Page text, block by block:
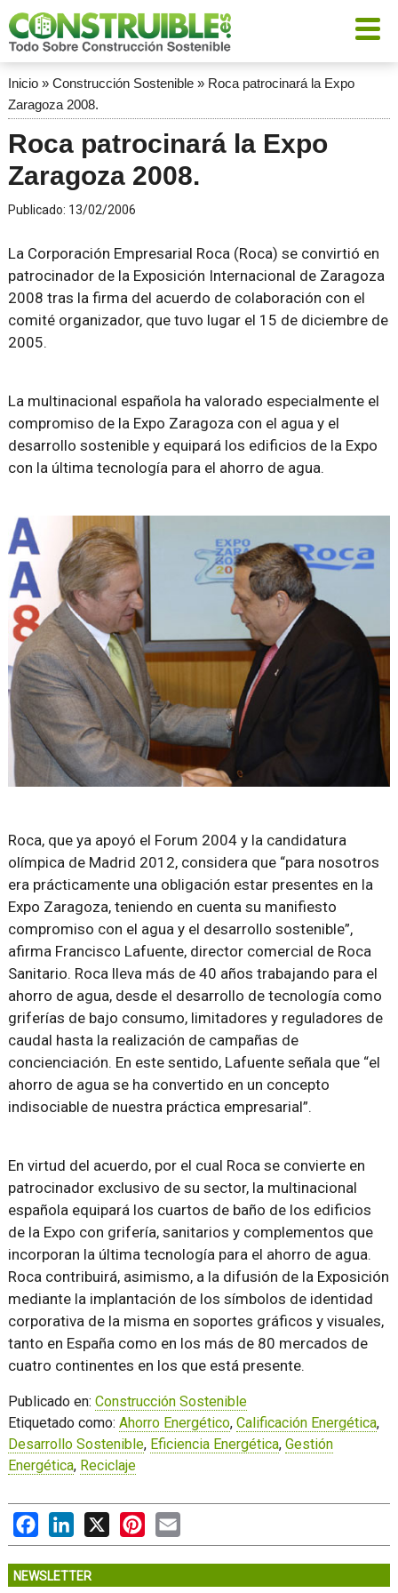
Inicio» Construcción Sostenible» Roca patrocinará la Expo
Zaragoza 2008.
Roca patrocinará la Expo
Zaragoza 2008.
Publicado: 13/02/2006
La Corporación Empresarial Roca (Roca) se convirtió en
patrocinador de la Exposición Internacional de Zaragoza
2008 tras la firma del acuerdo de colaboración con el
comité organizador, que tuvo lugar el 15 de diciembre de
2005.
La multinacional española ha valorado especialmente el
compromiso de la Expo Zaragoza con el agua y el
desarrollo sostenible y equipará los edificios de la Expo
con la última tecnología para el ahorro de agua.
Roca, que ya apoyó el Forum 2004 y la candidatura
olímpica de Madrid 2012, considera que “para nosotros
era prácticamente una obligación estar presentes en la
Expo Zaragoza, teniendo en cuenta su manifiesto
compromiso con el agua y el desarrollo sostenible”,
afirma Francisco Lafuente, director comercial de Roca
Sanitario. Roca lleva más de 40 años trabajando para el
ahorro de agua, desde el desarrollo de tecnología como
griferías de bajo consumo, limitadores y reguladores de
caudal hasta la realización de campañas de
concienciación. En este sentido, Lafuente señala que “el
ahorro de agua se ha convertido en un concepto
indisociable de nuestra práctica empresarial”.
En virtud del acuerdo, por el cual Roca se convierte en
patrocinador exclusivo de su sector, la multinacional
española equipará los cuartos de baño de los edificios
de la Expo con grifería, sanitarios y complementos que
incorporan la última tecnología para el ahorro de agua.
Roca contribuirá, asimismo, a la difusión de la Exposición
mediante la implantación de los símbolos de identidad
corporativa de la misma en soportes gráficos y visuales,
tanto en España como en los más de 80 mercados de
cuatro continentes en los que está presente.
Publicado en: Construcción Sostenible
Etiquetado como: Ahorro Energético, Calificación Energética,
Desarrollo Sostenible, Eficiencia Energética, Gestión
Energética, Reciclaje
FacebookLinkedIn
X PinterestEmail
NEWSLETTER